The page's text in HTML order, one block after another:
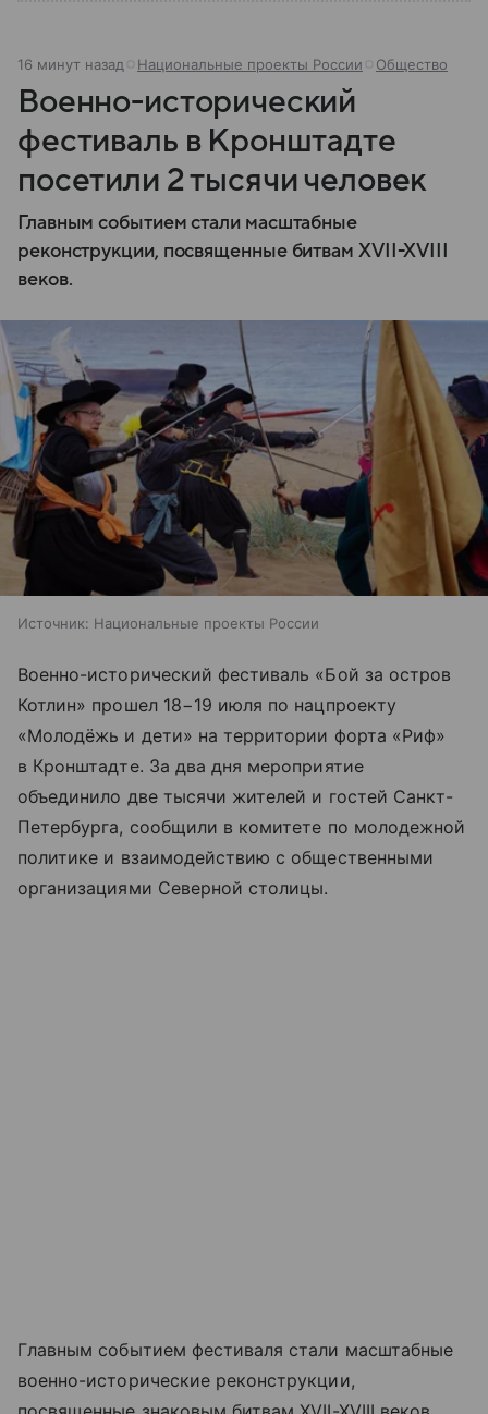
16 минут назад Национальные проекты России Общество
Военно-исторический
фестиваль в Кронштадте
посетили 2 тысячи человек
Главным событием стали масштабные
реконструкции, посвященные битвам XVII-XVIII
веков.
Источник: Национальные проекты России
Военно-исторический фестиваль «Бой за остров
Котлин» прошел 18−19 июля по нацпроекту
«Молодёжь и дети» на территории форта «Риф»
в Кронштадте. За два дня мероприятие
объединило две тысячи жителей и гостей Санкт-
Петербурга, сообщили в комитете по молодежной
политике и взаимодействию с общественными
организациями Северной столицы.
Главным событием фестиваля стали масштабные
военно-исторические реконструкции,